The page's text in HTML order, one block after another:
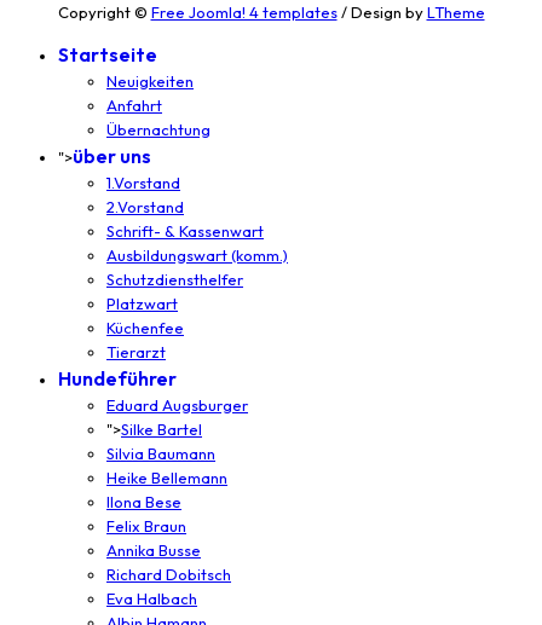
Copyright © Free Joomla! 4 templates/ Design byLTheme
Startseite
Neuigkeiten
Anfahrt
Übernachtung
">über uns
1.Vorstand
2.Vorstand
Schrift- & Kassenwart
Ausbildungswart (komm.)
Schutzdiensthelfer
Platzwart
Küchenfee
Tierarzt
Hundeführer
Eduard Augsburger
">Silke Bartel
Silvia Baumann
Heike Bellemann
Ilona Bese
Felix Braun
Annika Busse
Richard Dobitsch
Eva Halbach